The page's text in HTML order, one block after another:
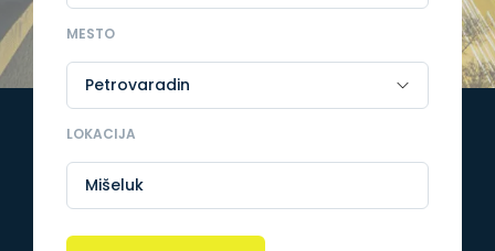
MESTO
LOKACIJA
Mišeluk